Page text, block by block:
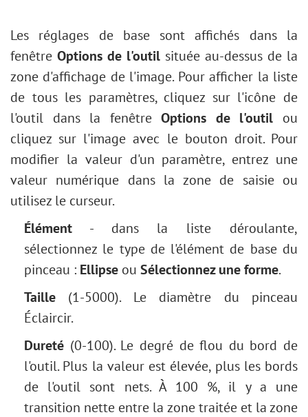
Redimensionner une image
Filtres AI
Installation sur Windows
Installation sur Mac
Сhangez la météo
Conversion en noir et blanc
Amélioration d'un portrait
Carte de Saint Valentin
Portrait Pop Art
Collage de photos polaroid
Fond d'écran Bibliothèque
Effet de mosaïque
Goutte d'eau
Ajout de contours au texte
Effet vintage
Comment vieillir une photo
Effet Bokeh
Tonification des couleurs
Tâche : Enlever les lunettes
Sélection de rouges à lèvres
Retouche d'une vieille photo
Les réglages de base sont affichés dans la
fenêtre Options de l'outil située au-dessus de la
zone d'affichage de l'image. Pour afficher la liste
de tous les paramètres, cliquez sur l'icône de
l'outil dans la fenêtreOptions de l'outil ou
cliquez sur l'image avec le bouton droit. Pour
modifier la valeur d'un paramètre, entrez une
valeur numérique dans la zone de saisie ou
utilisez le curseur.
Élément - dans la liste déroulante,
sélectionnez le type de l'élément de base du
pinceau : Ellipse ou Sélectionnez une forme.
Taille (1-5000). Le diamètre du pinceau
Éclaircir.
Dureté (0-100). Le degré de flou du bord de
l'outil. Plus la valeur est élevée, plus les bords
de l'outil sont nets. À 100 %, il y a une
transition nette entre la zone traitée et la zone